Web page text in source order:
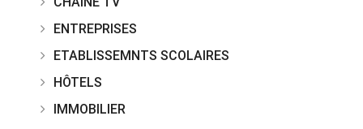
ENTREPRISES
ETABLISSEMNTS SCOLAIRES
HÔTELS
IMMOBILIER